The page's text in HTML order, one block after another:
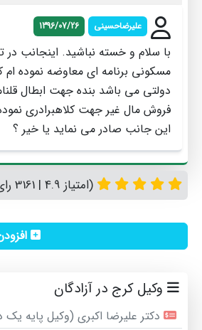
علیرضاحسینی 1396/07/26
مسکونی برنامه ای معاوضه نموده
دولتی می باشد بنده جهت ابطال
فروش مال غیر جهت کلاهبرادری
این جانب صادر می نماید یا خیر ؟
(امتیاز 4.9 | 3161 رای)
وکیل کرج در آزادگان
دکتر علیرضا اکبری (وکیل پایه